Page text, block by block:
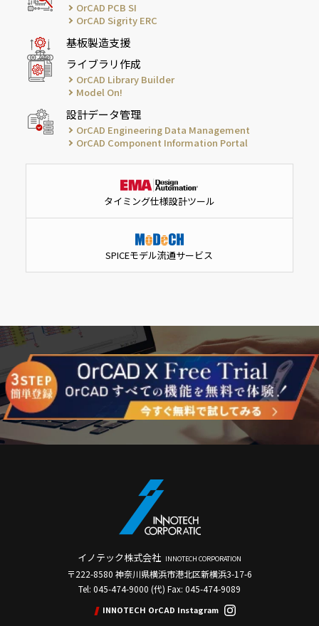
OrCAD PCB SI
OrCAD Sigrity ERC
基板製造支援
ライブラリ作成
OrCAD Library Builder
Model On!
設計データ管理
OrCAD Engineering Data Management
OrCAD Component Information Portal
タイミング仕様設計ツール
SPICEモデル流通サービス
イノテック株式会社 INNOTECH CORPORATION
〒222-8580 神奈川県横浜市港北区新横浜3-17-6
Tel: 045-474-9000 (代) Fax: 045-474-9089
INNOTECH OrCAD Instagram